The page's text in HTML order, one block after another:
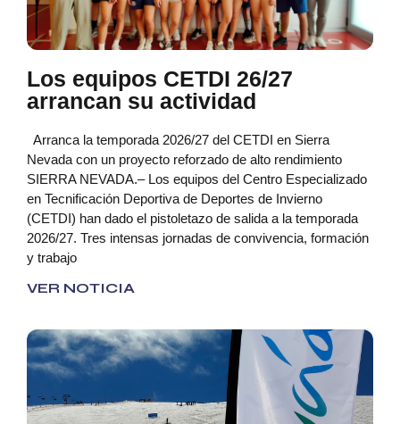
Los equipos CETDI 26/27
arrancan su actividad
Arranca la temporada 2026/27 del CETDI en Sierra
Nevada con un proyecto reforzado de alto rendimiento
SIERRA NEVADA.– Los equipos del Centro Especializado
en Tecnificación Deportiva de Deportes de Invierno
(CETDI) han dado el pistoletazo de salida a la temporada
2026/27. Tres intensas jornadas de convivencia, formación
y trabajo
VER NOTICIA